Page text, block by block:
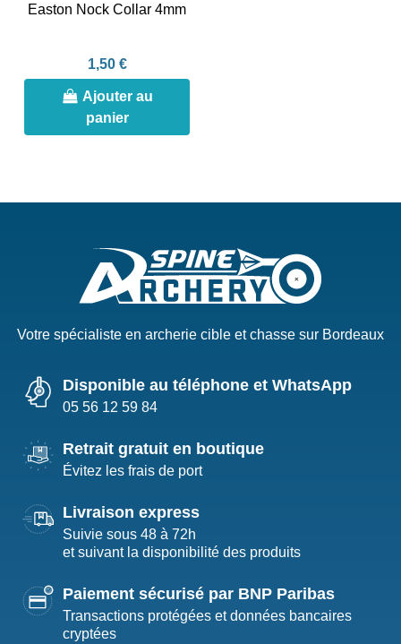
Easton Nock Collar 4mm
1,50 €
Ajouter au
panier
Votre spécialiste en archerie cible et chasse sur Bordeaux
Disponible au téléphone et WhatsApp
05 56 12 59 84
Retrait gratuit en boutique
Évitez les frais de port
Livraison express
Suivie sous 48 à 72h
et suivant la disponibilité des produits
Paiement sécurisé par BNP Paribas
Transactions protégées et données bancaires
cryptées